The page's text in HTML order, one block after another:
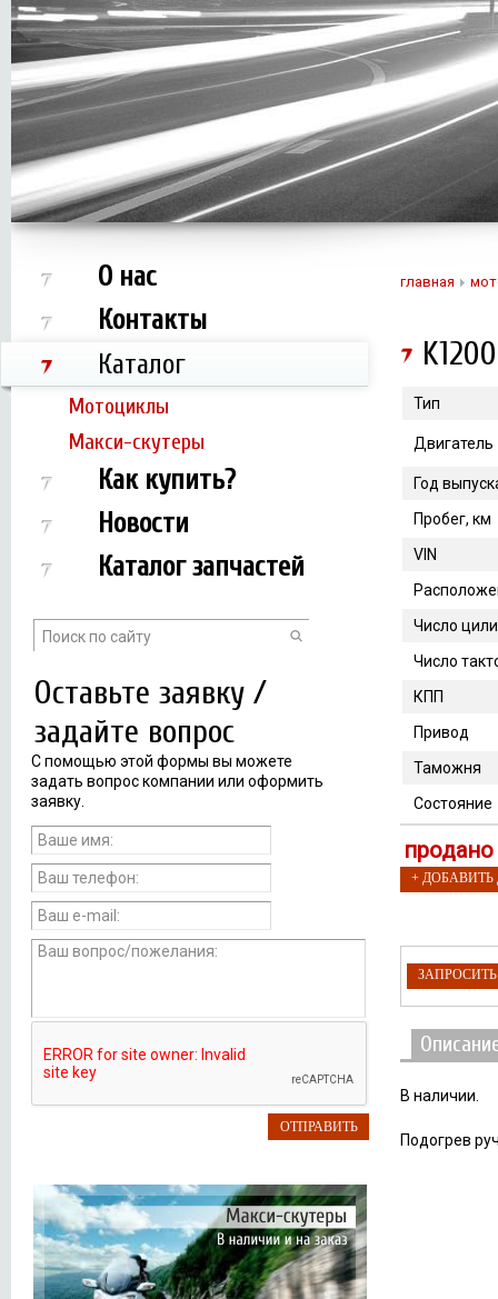
О нас
Контакты
Каталог
Мотоциклы
Макси-скутеры
Как купить?
Новости
Каталог запчастей
Оставьте заявку /
задайте вопрос
С помощью этой формы вы можете
задать вопрос компании или оформить
заявку.
главная
Тип
Двигатель
Год
Пробег, км
VIN
Число
Число
КПП
Привод
Таможня
Состояние
продано
+
В наличии.
Подогрев